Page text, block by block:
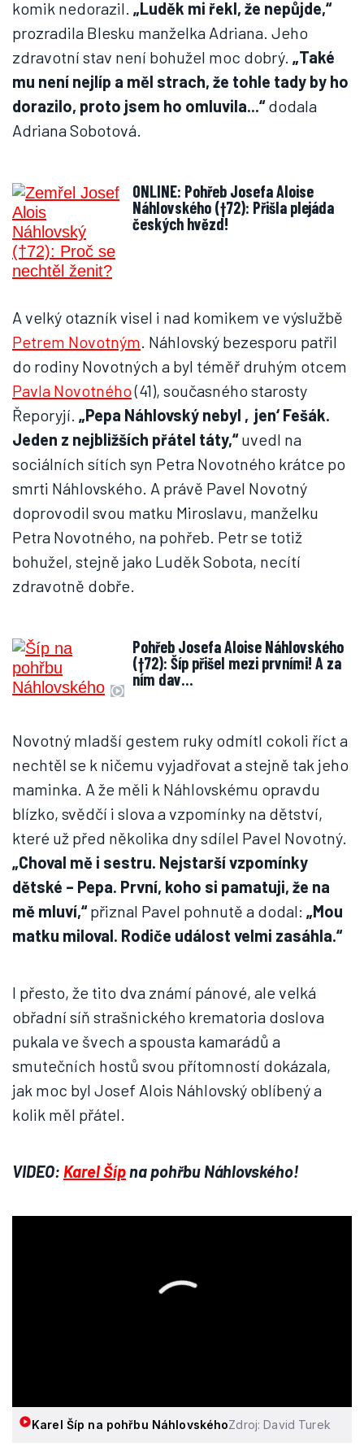
komik nedorazil. „Luděk mi řekl, že nepůjde,“
prozradila Blesku manželka Adriana. Jeho
zdravotní stav není bohužel moc dobrý. „Také
mu není nejlíp a měl strach, že tohle tady by ho
dorazilo, proto jsem ho omluvila...“dodala
Adriana Sobotová.
ONLINE: Pohřeb Josefa Aloise
Náhlovského (†72): Přišla plejáda
českých hvězd!
A velký otazník visel i nad komikem ve výslužbě
Petrem Novotným. Náhlovský bezesporu patřil
do rodiny Novotných a byl téměř druhým otcem
Pavla Novotného(41), současného starosty
Řeporyjí. „Pepa Náhlovský nebyl ‚jen‘ Fešák.
Jeden z nejbližších přátel táty,“uvedl na
sociálních sítích syn Petra Novotného krátce po
smrti Náhlovského. A právě Pavel Novotný
doprovodil svou matku Miroslavu, manželku
Petra Novotného, na pohřeb. Petr se totiž
bohužel, stejně jako Luděk Sobota, necítí
zdravotně dobře.
Pohřeb Josefa Aloise Náhlovského
(†72): Šíp přišel mezi prvními! A za
ním dav…
Novotný mladší gestem ruky odmítl cokoli říct a
nechtěl se k ničemu vyjadřovat a stejně tak jeho
maminka. A že měli k Náhlovskému opravdu
blízko, svědčí i slova a vzpomínky na dětství,
které už před několika dny sdílel Pavel Novotný.
„Choval mě i sestru. Nejstarší vzpomínky
dětské – Pepa. První, koho si pamatuji, že na
mě mluví,“přiznal Pavel pohnutě a dodal: „Mou
matku miloval. Rodiče událost velmi zasáhla.“
I přesto, že tito dva známí pánové, ale velká
obřadní síň strašnického krematoria doslova
pukala ve švech a spousta kamarádů a
smutečních hostů svou přítomností dokázala,
jak moc byl Josef Alois Náhlovský oblíbený a
kolik měl přátel.
VIDEO: Karel Šípna pohřbu Náhlovského!
Karel Šíp na pohřbu NáhlovskéhoZdroj: David Turek